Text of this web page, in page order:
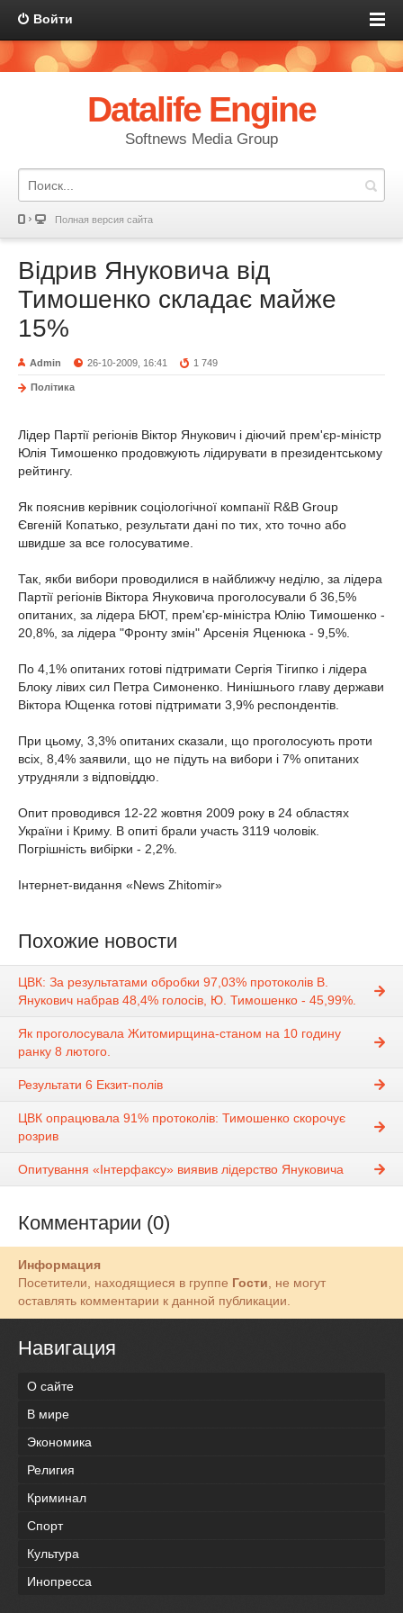
Войти
Datalife Engine
Softnews Media Group
Полная версия сайта
Відрив Януковича від
Тимошенко складає майже
15%
Admin 26-10-2009, 16:41 1 749
Політика
Лідер Партії регіонів Віктор Янукович і діючий прем'єр-міністр
Юлія Тимошенко продовжують лідирувати в президентському
рейтингу.
Як пояснив керівник соціологічної компанії R&B Group
Євгеній Копатько, результати дані по тих, хто точно або
швидше за все голосуватиме.
Так, якби вибори проводилися в найближчу неділю, за лідера
Партії регіонів Віктора Януковича проголосували б 36,5%
опитаних, за лідера БЮТ, прем'єр-міністра Юлію Тимошенко -
20,8%, за лідера "Фронту змін" Арсенія Яценюка - 9,5%.
По 4,1% опитаних готові підтримати Сергія Тігипко і лідера
Блоку лівих сил Петра Симоненко. Нинішнього главу держави
Віктора Ющенка готові підтримати 3,9% респондентів.
При цьому, 3,3% опитаних сказали, що проголосують проти
всіх, 8,4% заявили, що не підуть на вибори і 7% опитаних
утрудняли з відповіддю.
Опит проводився 12-22 жовтня 2009 року в 24 областях
України і Криму. В опиті брали участь 3119 чоловік.
Погрішність вибірки - 2,2%.
Інтернет-видання «News Zhitomir»
Похожие новости
ЦВК: За результатами обробки 97,03% протоколів В.
Янукович набрав 48,4% голосів, Ю. Тимошенко - 45,99%.
Як проголосувала Житомирщина-станом на 10 годину
ранку 8 лютого.
Результати 6 Екзит-полів
ЦВК опрацювала 91% протоколів: Тимошенко скорочує
розрив
Опитування «Інтерфаксу» виявив лідерство Януковича
Комментарии (0)
Информация
Посетители, находящиеся в группе Гости, не могут
оставлять комментарии к данной публикации.
Навигация
О сайте
В мире
Экономика
Религия
Криминал
Спорт
Культура
Инопресса